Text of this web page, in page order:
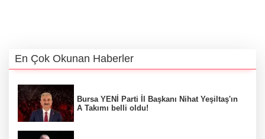
En Çok Okunan Haberler
Bursa YENİ Parti İl Başkanı Nihat Yeşiltaş'ın
A Takımı belli oldu!